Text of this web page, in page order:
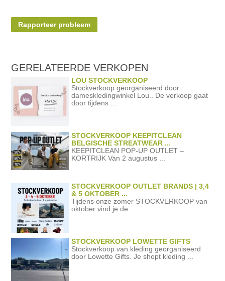
Rapporteer probleem
GERELATEERDEVERKOPEN
LOU STOCKVERKOOP
Stockverkoop georganiseerd door
dameskledingwinkel Lou.. De verkoop gaat
door tijdens ...
STOCKVERKOOP KEEPITCLEAN
BELGISCHE STREATWEAR ...
KEEPITCLEAN POP-UP OUTLET –
KORTRIJK Van 2 augustus ...
STOCKVERKOOP OUTLET BRANDS | 3,4
& 5 OKTOBER ...
Tijdens onze zomer STOCKVERKOOP van
oktober vind je de ...
STOCKVERKOOP LOWETTE GIFTS
Stockverkoop van kleding georganiseerd
door Lowette Gifts. Je shopt kleding ...